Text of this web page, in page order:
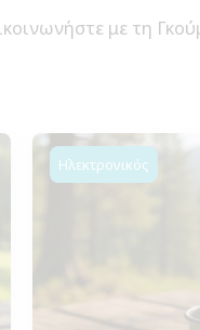
με τη
Ηλεκτρονικός